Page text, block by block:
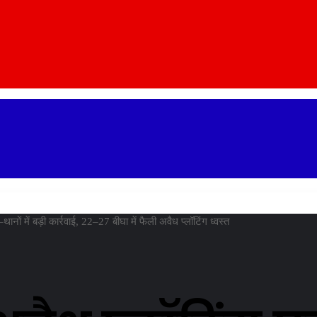
में बड़ी कार्रवाई, 22–27 बीघा में फैली अवैध प्लॉटिंग ध्वस्त